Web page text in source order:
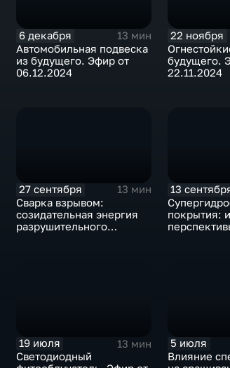
6 декабря
13 мин
Автомобильная подвеска
из будущего. Эфир от
06.12.2024
22 ноября
будущего.
22.11.2024
27 сентября
13 мин
Сварка взрывом:
созидательная энергия
разрушительного
13
покрытия:
19 июля
13 мин
Светодиодный
5 июля
Влияние